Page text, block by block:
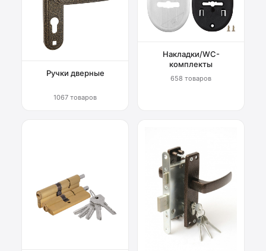
Ручки дверные
1067 товаров
Накладки/WC-
комплекты
658 товаров